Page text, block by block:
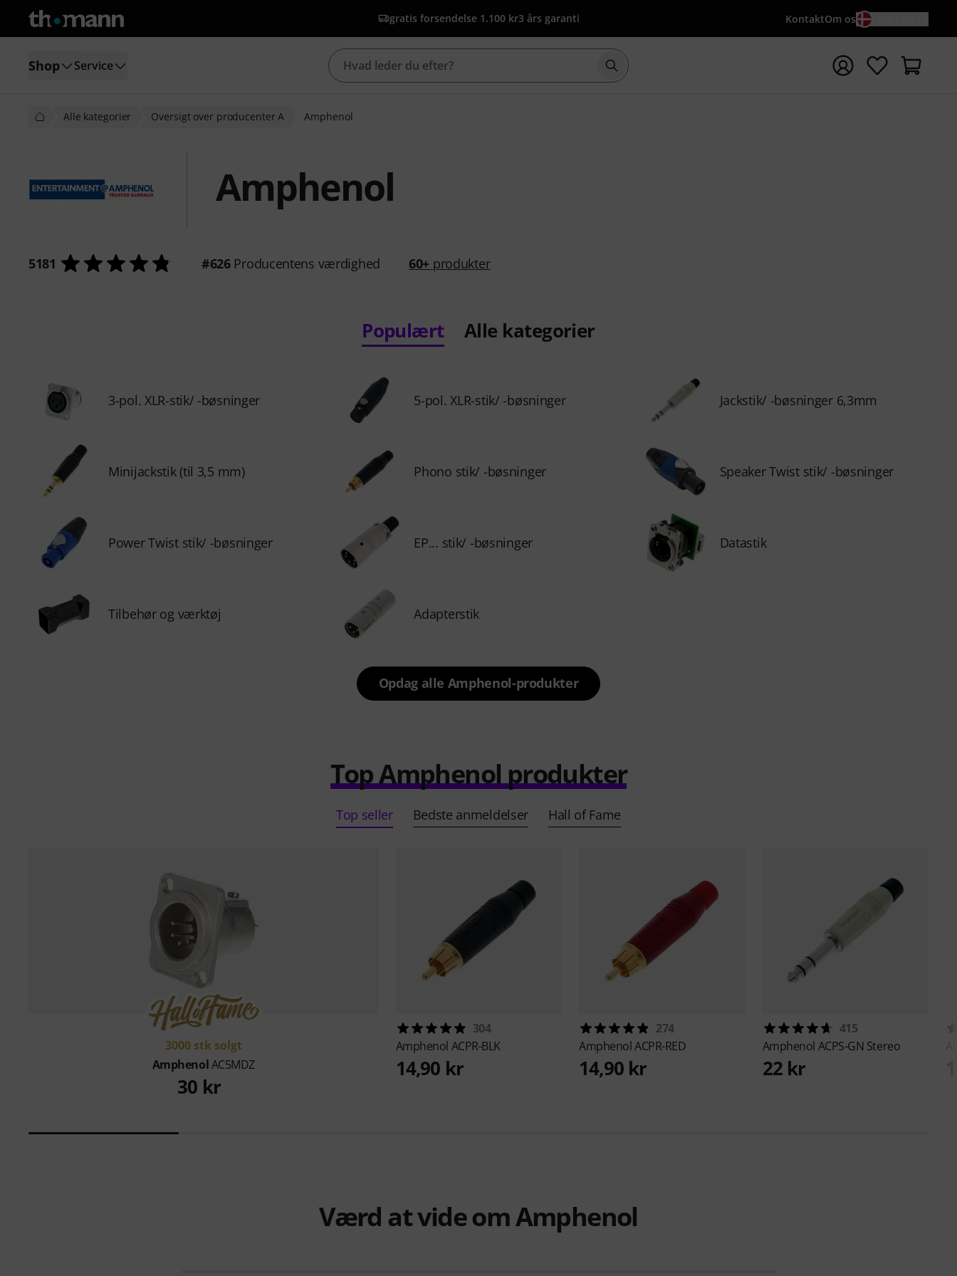
gratis forsendelse 1.100 kr3 års garanti KontaktOm os
Shop Service Start søgning med søgeord {searchTerm}
Alle kategorier Oversigt over producenter A Amphenol
Amphenol
5181 #626Producentens værdighed 60+ produkter
Populært Alle kategorier
3-pol. XLR-stik/ -bøsninger 5-pol. XLR-stik/ -bøsninger Jackstik/ -bøsninger 6,3mm
Minijackstik (til 3,5 mm) Phono stik/ -bøsninger Speaker Twist stik/ -bøsninger
Power Twist stik/ -bøsninger EP... stik/ -bøsninger Datastik
Tilbehør og værktøj Adapterstik
Opdag alle Amphenol-produkter
Top Amphenol produkter
Top seller Bedste anmeldelser Hall of Fame
3000 stk solgt
AmphenolAC5MDZ
30 kr
304
Amphenol ACPR-BLK
14,90 kr
274
AmphenolACPR-RED
14,90 kr
415
Amphenol ACPS-GN Stereo
22 kr
Værd at vide om Amphenol